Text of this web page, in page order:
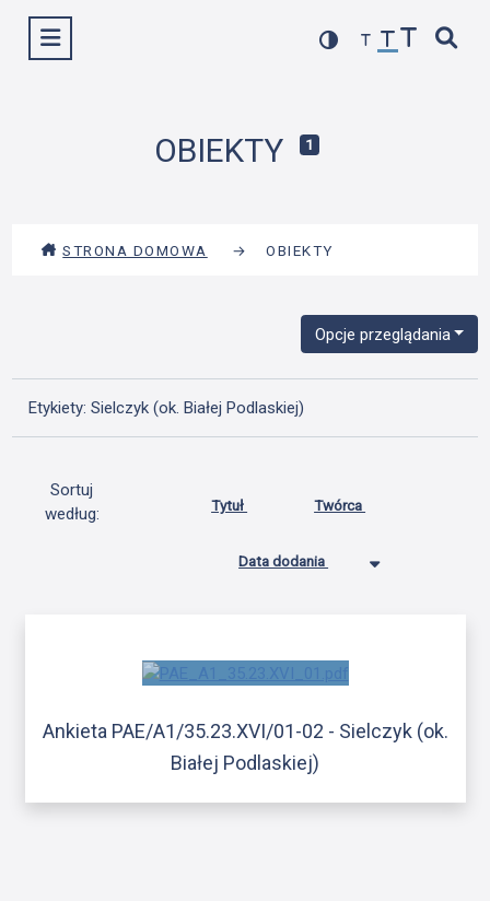
Wyświetl menu
OBIEKTY 1
STRONA DOMOWA → OBIEKTY
Opcje przeglądania
Etykiety: Sielczyk (ok. Białej Podlaskiej)
Sortuj
według:
Tytuł Twórca
Data dodania
Ankieta PAE/A1/35.23.XVI/01-02 - Sielczyk (ok.
Białej Podlaskiej)